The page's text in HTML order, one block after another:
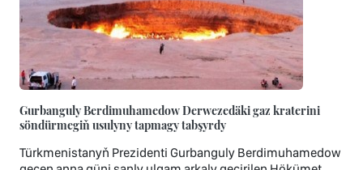
Gurbanguly Berdimuhamedow Derwezedäki gaz kraterini
söndürmegiň usulyny tapmagy tabşyrdy
Türkmenistanyň Prezidenti Gurbanguly Berdimuhamedow